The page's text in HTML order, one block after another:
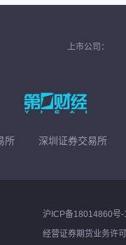
上市公司：
所 深圳证券交易所
沪ICP备18014860号-
经营证券期货业务许